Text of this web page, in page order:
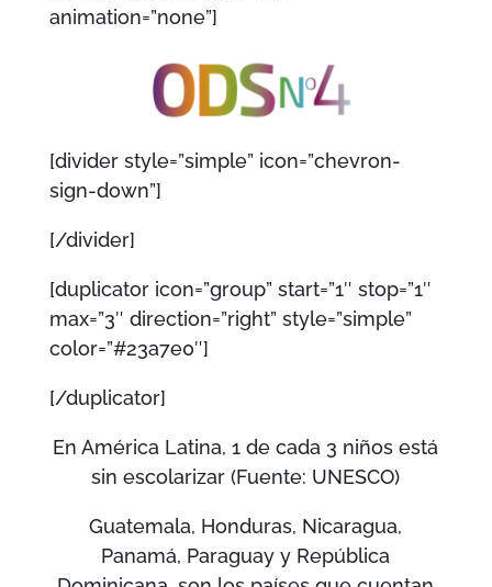
animation=”none”]
[divider style=”simple” icon=”chevron-
sign-down”]
[/divider]
[duplicator icon=”group” start=”1″ stop=”1″
max=”3″ direction=”right” style=”simple”
color=”#23a7e0″]
[/duplicator]
En América Latina, 1 de cada 3 niños está
sin escolarizar (Fuente: UNESCO)
Guatemala, Honduras, Nicaragua,
Panamá, Paraguay y República